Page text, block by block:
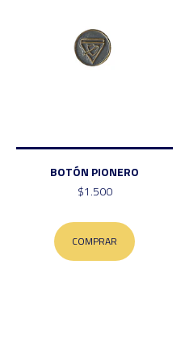
BOTÓN PIONERO
$1.500
COMPRAR